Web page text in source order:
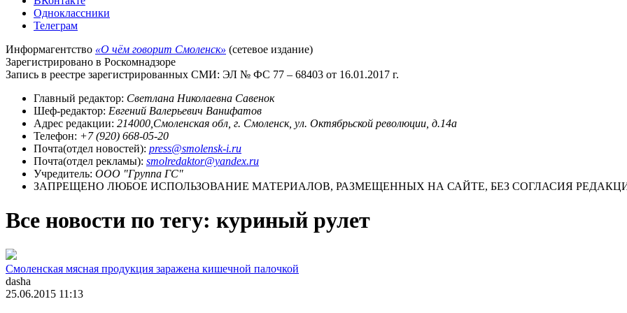
Одноклассники
Телеграм
Информагентство «О чём говорит Смоленск» (сетевое издание)
Зарегистрировано в Роскомнадзоре
Запись в реестре зарегистрированных СМИ: ЭЛ № ФС 77 – 68403 от 16.01.2017 г.
Главный редактор: Светлана Николаевна Савенок
Шеф-редактор: Евгений Валерьевич Ванифатов
Адрес редакции: 214000,Смоленская обл, г. Смоленск, ул. Октябрьской революции, д.14а
Телефон: +7 (920) 668-05-20
Почта(отдел новостей): press@smolensk-i.ru
Почта(отдел рекламы): smolredaktor@yandex.ru
Учредитель: ООО "Группа ГС"
ЗАПРЕЩЕНО ЛЮБОЕ ИСПОЛЬЗОВАНИЕ МАТЕРИАЛОВ, РАЗМЕЩЕННЫХ НА САЙТЕ, БЕЗ СОГЛАСИЯ
Все новости по тегу: куриный рулет
Смоленская мясная продукция заражена кишечной палочкой
dasha
25.06.2015 11:13